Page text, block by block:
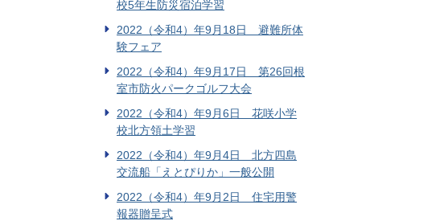
校5年生防災宿泊学習
2022（令和4）年9月18日 避難所体
験フェア
2022（令和4）年9月17日 第26回根
室市防火パークゴルフ大会
2022（令和4）年9月6日 花咲小学
校北方領土学習
2022（令和4）年9月4日 北方四島
交流船「えとぴりか」一般公開
2022（令和4）年9月2日 住宅用警
報器贈呈式